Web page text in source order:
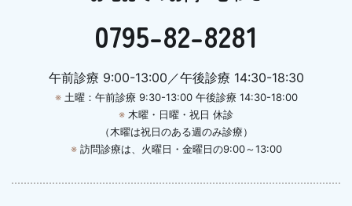
0795-82-8281
午前診療 9:00-13:00／午後診療 14:30-18:30
※土曜：午前診療 9:30-13:00 午後診療 14:30-18:00
※ 木曜・日曜・祝日 休診
（木曜は祝日のある週のみ診療）
※訪問診療は、火曜日・金曜日の9:00～13:00